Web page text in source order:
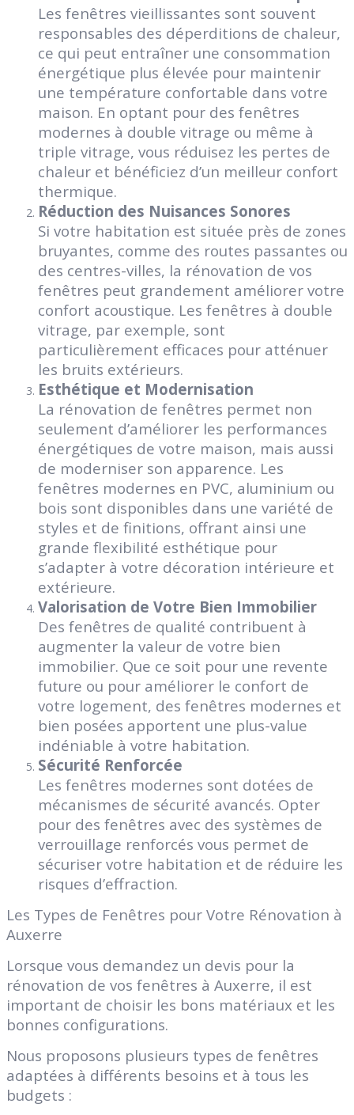
Les fenêtres vieillissantes sont souvent
responsables des déperditions de chaleur,
ce qui peut entraîner une consommation
énergétique plus élevée pour maintenir
une température confortable dans votre
maison. En optant pour des fenêtres
modernes à double vitrage ou même à
triple vitrage, vous réduisez les pertes de
chaleur et bénéficiez d’un meilleur confort
thermique.
Réduction des Nuisances Sonores
Si votre habitation est située près de zones
bruyantes, comme des routes passantes ou
des centres-villes, la rénovation de vos
fenêtres peut grandement améliorer votre
confort acoustique. Les fenêtres à double
vitrage, par exemple, sont
particulièrement efficaces pour atténuer
les bruits extérieurs.
Esthétique et Modernisation
La rénovation de fenêtres permet non
seulement d’améliorer les performances
énergétiques de votre maison, mais aussi
de moderniser son apparence. Les
fenêtres modernes en PVC, aluminium ou
bois sont disponibles dans une variété de
styles et de finitions, offrant ainsi une
grande flexibilité esthétique pour
s’adapter à votre décoration intérieure et
extérieure.
Valorisation de Votre Bien Immobilier
Des fenêtres de qualité contribuent à
augmenter la valeur de votre bien
immobilier. Que ce soit pour une revente
future ou pour améliorer le confort de
votre logement, des fenêtres modernes et
bien posées apportent une plus-value
indéniable à votre habitation.
Sécurité Renforcée
Les fenêtres modernes sont dotées de
mécanismes de sécurité avancés. Opter
pour des fenêtres avec des systèmes de
verrouillage renforcés vous permet de
sécuriser votre habitation et de réduire les
risques d’effraction.
Les Types de Fenêtres pour Votre Rénovation à
Auxerre
Lorsque vous demandez un devis pour la
rénovation de vos fenêtres à Auxerre, il est
important de choisir les bons matériaux et les
bonnes configurations.
Nous proposons plusieurs types de fenêtres
adaptées à différents besoins et à tous les
budgets :